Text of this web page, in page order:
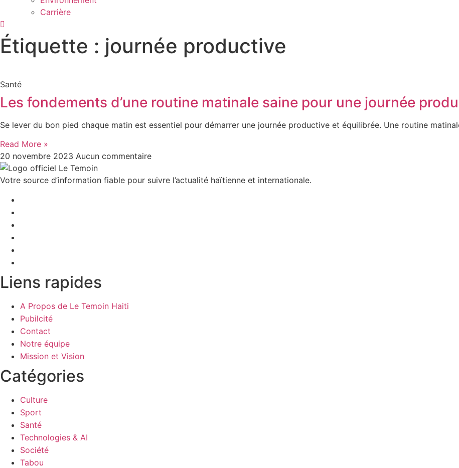
Carrière
Étiquette : journée productive
Santé
Les fondements d’une routine matinale saine pour une journée
Se lever du bon pied chaque matin est essentiel pour démarrer une journée productive et équilibrée. Une routine
Read More »
20 novembre 2023 Aucun commentaire
Votre source d’information fiable pour suivre l’actualité haïtienne et internationale.
Liens rapides
A Propos de Le Temoin Haiti
Pubilcité
Contact
Notre équipe
Mission et Vision
Catégories
Culture
Sport
Santé
Technologies & AI
Société
Tabou